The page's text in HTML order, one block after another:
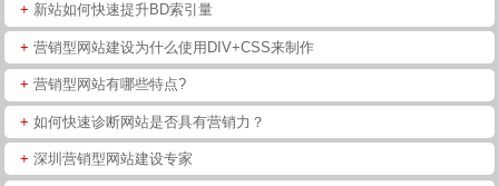
+ 新站如何快速提升BD索引量
+ 营销型网站建设为什么使用DIV+CSS来制作
+ 营销型网站有哪些特点?
+ 如何快速诊断网站是否具有营销力？
+ 深圳营销型网站建设专家